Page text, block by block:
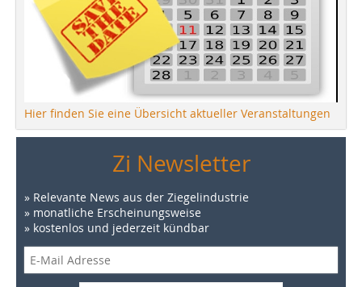
Hier finden Sie eine Übersicht aktueller Veranstaltungen
Zi Newsletter
» Relevante News aus der Ziegelindustrie
» monatliche Erscheinungsweise
» kostenlos und jederzeit kündbar